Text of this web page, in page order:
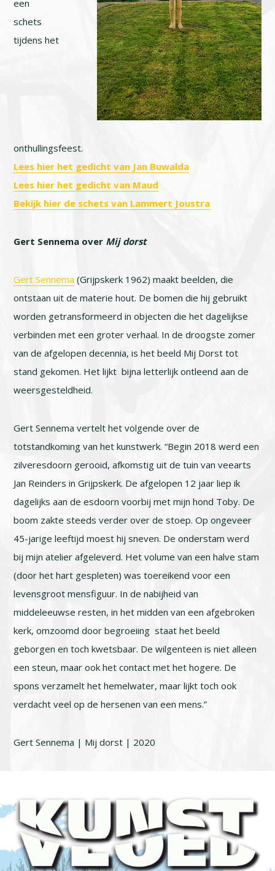
een
schets
tijdens het
onthullingsfeest.
Lees hier het gedicht van Jan Buwalda
Lees hier het gedicht van Maud
Bekijk hier de schets van Lammert Joustra
Gert Sennema over Mij dorst
Gert Sennema (Grijpskerk 1962) maakt beelden, die
ontstaan uit de materie hout. De bomen die hij gebruikt
worden getransformeerd in objecten die het dagelijkse
verbinden met een groter verhaal. In de droogste zomer
van de afgelopen decennia, is het beeld Mij Dorst tot
stand gekomen. Het lijkt bijna letterlijk ontleend aan de
weersgesteldheid.
Gert Sennema vertelt het volgende over de
totstandkoming van het kunstwerk. “Begin 2018 werd een
zilveresdoorn gerooid, afkomstig uit de tuin van veearts
Jan Reinders in Grijpskerk. De afgelopen 12 jaar liep ik
dagelijks aan de esdoorn voorbij met mijn hond Toby. De
boom zakte steeds verder over de stoep. Op ongeveer
45-jarige leeftijd moest hij sneven. De onderstam werd
bij mijn atelier afgeleverd. Het volume van een halve stam
(door het hart gespleten) was toereikend voor een
levensgroot mensfiguur. In de nabijheid van
middeleeuwse resten, in het midden van een afgebroken
kerk, omzoomd door begroeiing staat het beeld
geborgen en toch kwetsbaar. De wilgenteen is niet alleen
een steun, maar ook het contact met het hogere. De
spons verzamelt het hemelwater, maar lijkt toch ook
verdacht veel op de hersenen van een mens.”
Gert Sennema | Mij dorst | 2020
Footer